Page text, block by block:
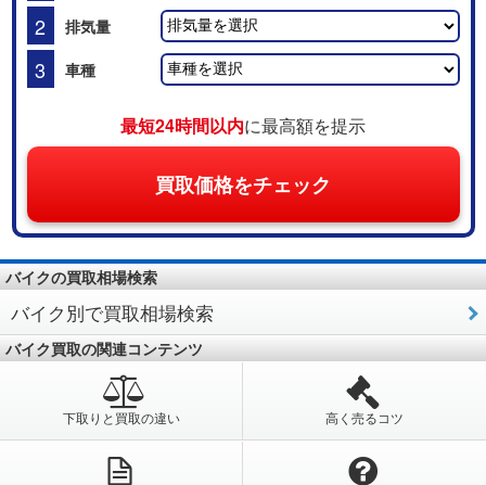
2 排気量
3 車種
最短24時間以内に最高額を提示
買取価格をチェック
バイクの買取相場検索
バイク別で買取相場検索
バイク買取の関連コンテンツ
下取りと買取の違い 高く売るコツ